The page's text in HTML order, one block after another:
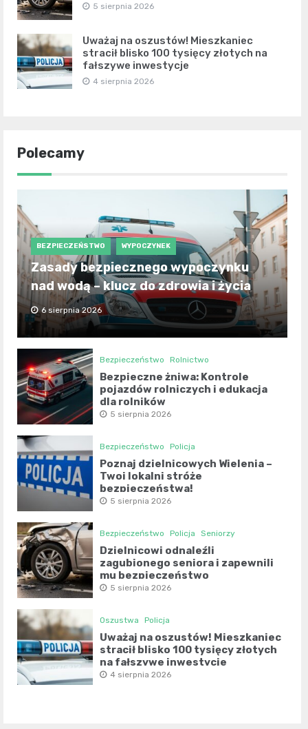
5 sierpnia 2026
Uważaj na oszustów! Mieszkaniec
stracił blisko 100 tysięcy złotych na
fałszywe inwestycje
4 sierpnia 2026
Polecamy
BEZPIECZEŃSTWO WYPOCZYNEK
Zasady bezpiecznego wypoczynku
nad wodą – klucz do zdrowia i życia
6 sierpnia 2026
Bezpieczeństwo Rolnictwo
Bezpieczne żniwa: Kontrole
pojazdów rolniczych i edukacja
dla rolników
5 sierpnia 2026
Bezpieczeństwo Policja
Poznaj dzielnicowych Wielenia –
Twoi lokalni stróże
bezpieczeństwa!
5 sierpnia 2026
Bezpieczeństwo Policja Seniorzy
Dzielnicowi odnaleźli
zagubionego seniora i zapewnili
mu bezpieczeństwo
5 sierpnia 2026
Oszustwa Policja
Uważaj na oszustów! Mieszkaniec
stracił blisko 100 tysięcy złotych
na fałszywe inwestycje
4 sierpnia 2026